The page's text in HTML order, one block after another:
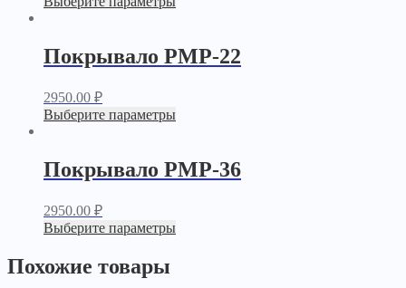
Покрывало PМР-22
2950.00 ₽
Выберите параметры
Покрывало PМР-36
2950.00 ₽
Выберите параметры
Похожие товары